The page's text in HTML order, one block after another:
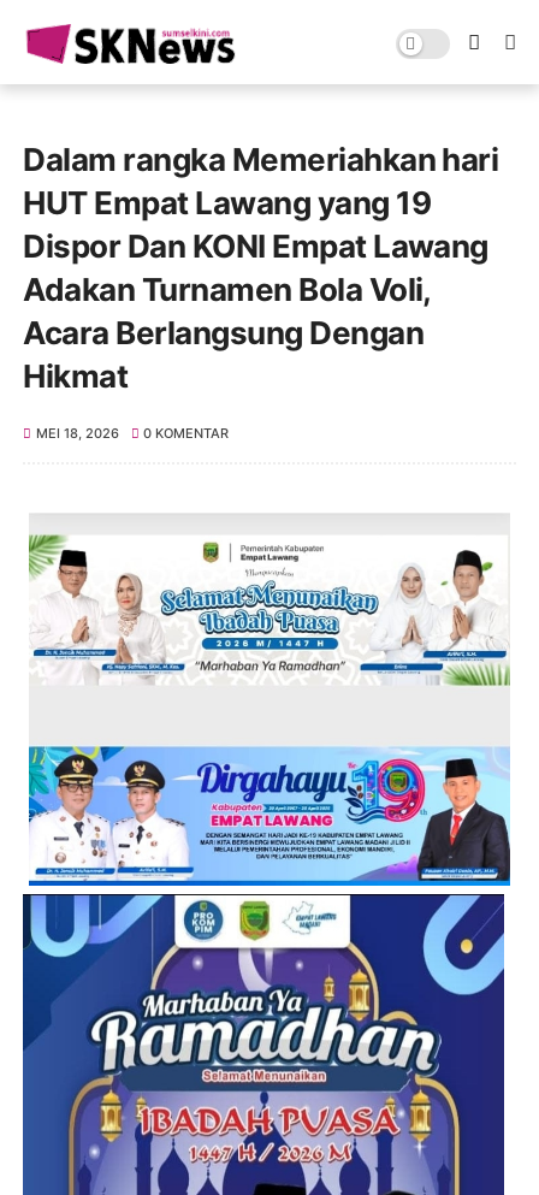
Dalam rangka Memeriahkan hari
HUT Empat Lawang yang 19
Dispor Dan KONI Empat Lawang
Adakan Turnamen Bola Voli,
Acara Berlangsung Dengan
Hikmat
MEI 18, 2026 0 KOMENTAR